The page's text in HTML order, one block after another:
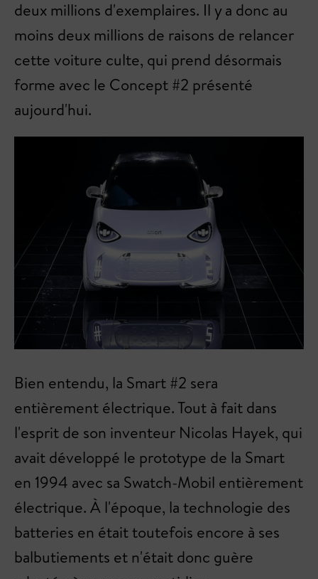
deux millions d'exemplaires. Il y a donc au
moins deux millions de raisons de relancer
cette voiture culte, qui prend désormais
forme avec le Concept #2 présenté
aujourd'hui.
Bien entendu, la Smart #2 sera
entièrement électrique. Tout à fait dans
l'esprit de son inventeur Nicolas Hayek, qui
avait développé le prototype de la Smart
en 1994 avec sa Swatch-Mobil entièrement
électrique. À l'époque, la technologie des
batteries en était toutefois encore à ses
balbutiements et n'était donc guère